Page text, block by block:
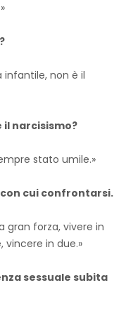
infantile, non è il
narcisismo?
stato umile.»
cui confrontarsi.
gran forza, vivere in
vincere in due.»
sessuale subita